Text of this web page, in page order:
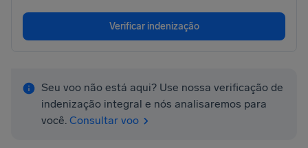
Verificar indenização
Seu voo não está aqui? Use nossa verificação de
indenização integral e nós analisaremos para
você. Consultar voo